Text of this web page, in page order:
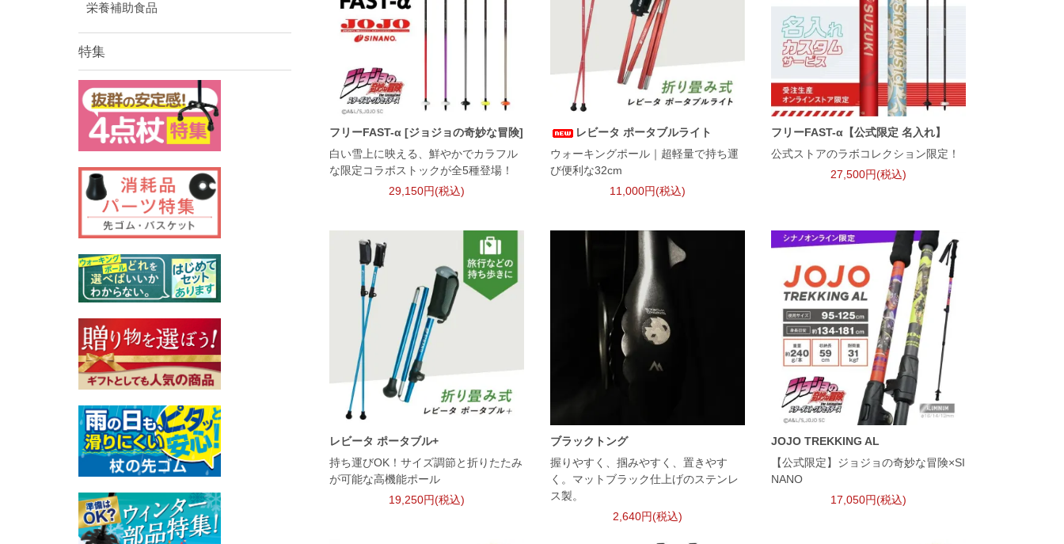
フリーFAST-α [ジョジョの奇妙な冒険]
白い雪上に映える、鮮やかでカラフル
な限定コラボストックが全5種登場！
29,150円(税込)
レビータ ポータブルライト
ウォーキングポール｜超軽量で持ち運
び便利な32cm
11,000円(税込)
フリーFAST-α【公式限定 名入れ】
公式ストアのラボコレクション限定！
27,500円(税込)
レビータ ポータブル+
持ち運びOK！サイズ調節と折りたたみ
が可能な高機能ポール
19,250円(税込)
ブラックトング
握りやすく、掴みやすく、置きやす
く。マットブラック仕上げのステンレ
ス製。
2,640円(税込)
JOJO TREKKING AL
【公式限定】ジョジョの奇妙な冒険×SI
NANO
17,050円(税込)
栄養補助食品
特集